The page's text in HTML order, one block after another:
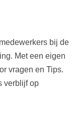
bij de
Met een eigen
vragen en Tips.
verblijf op